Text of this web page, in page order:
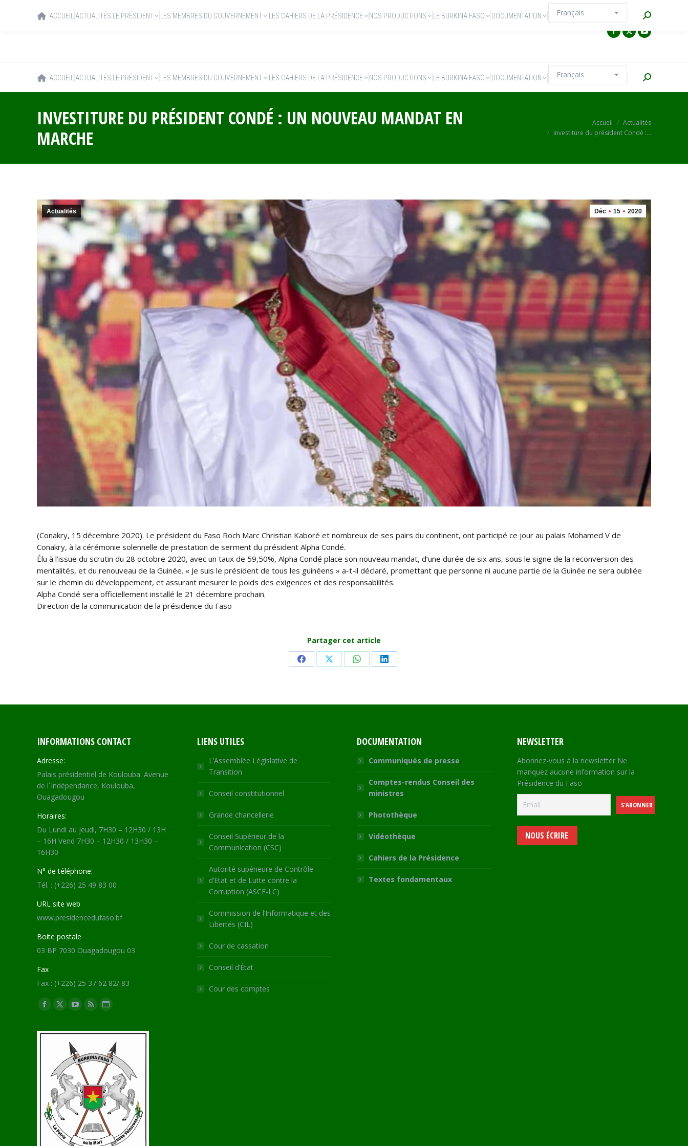
ACCUEIL ACTUALITÉS LE PRÉSIDENT LES MEMBRES DU GOUVERNEMENT LES CAHIERS DE LA PRÉSIDENCE NOS PRODUCTIONS LE BURKINA FASO DOCUMENTATION Recherche
INVESTITURE DU PRÉSIDENT CONDÉ : UN NOUVEAU MANDAT EN
MARCHE
Accueil
Actualités
Investiture du président Condé :…
Déc 15 2020
Actualités
(Conakry, 15 décembre 2020). Le président du Faso Roch Marc Christian Kaboré et nombreux de ses pairs du continent, ont participé ce jour au palais Mohamed V de
Conakry, à la cérémonie solennelle de prestation de serment du président Alpha Condé.
Élu à l’issue du scrutin du 28 octobre 2020, avec un taux de 59,50%, Alpha Condé place son nouveau mandat, d’une durée de six ans, sous le signe de la reconversion des
mentalités, et du renouveau de la Guinée. « Je suis le président de tous les guinéens » a-t-il déclaré, promettant que personne ni aucune partie de la Guinée ne sera oubliée
sur le chemin du développement, et assurant mesurer le poids des exigences et des responsabilités.
Alpha Condé sera officiellement installé le 21 décembre prochain.
Direction de la communication de la présidence du Faso
Partager cet article
Share Share Share Share
INFORMATIONS CONTACT
Adresse:
Palais présidentiel de Koulouba. Avenue
de l´Indépendance, Koulouba,
Ouagadougou
Horaires:
Du Lundi au jeudi, 7H30 – 12H30 / 13H
– 16H Vend 7H30 – 12H30 / 13H30 –
16H30
N° de téléphone:
Tél. : (+226) 25 49 83 00
URL site web
www.presidencedufaso.bf
Boite postale
03 BP 7030 Ouagadougou 03
Fax
Fax : (+226) 25 37 62 82/ 83
Trouvez nous sur :
Facebook
opens
window
X
opens
new
window
YouTube
opens
in
new
window
RSS
opens
new
window
Site
page
opens
in
new
window
LIENS UTILES
L’Assemblée Législative de
Transition
Conseil constitutionnel
Grande chancellerie
Conseil Supérieur de la
Communication (CSC)
Autorité supérieure de Contrôle
d’Etat et de Lutte contre la
Corruption (ASCE-LC)
Commission de l’Informatique et des
Libertés (CIL)
Cour de cassation
Conseil d’État
Cour des comptes
DOCUMENTATION
Communiqués de presse
Comptes-rendus Conseil des
ministres
Photothèque
Vidéothèque
Cahiers de la Présidence
Textes fondamentaux
NEWSLETTER
Abonnez-vous à la newsletter Ne
manquez aucune information sur la
Présidence du Faso
NOUS ÉCRIRE
ACCUEIL ACTUALITÉS LE PRÉSIDENT LES MEMBRES DU GOUVERNEMENT LES CAHIERS DE LA PRÉSIDENCE NOS PRODUCTIONS LE BURKINA FASO DOCUMENTATION Recherche